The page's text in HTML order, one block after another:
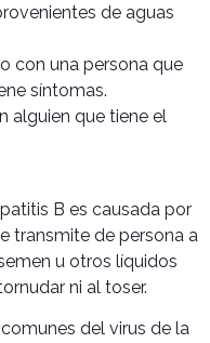
de aguas
con una persona que
síntomas.
alguien que tiene el
B es causada por
transmite de persona a
u otros líquidos
ni al toser.
del virus de la